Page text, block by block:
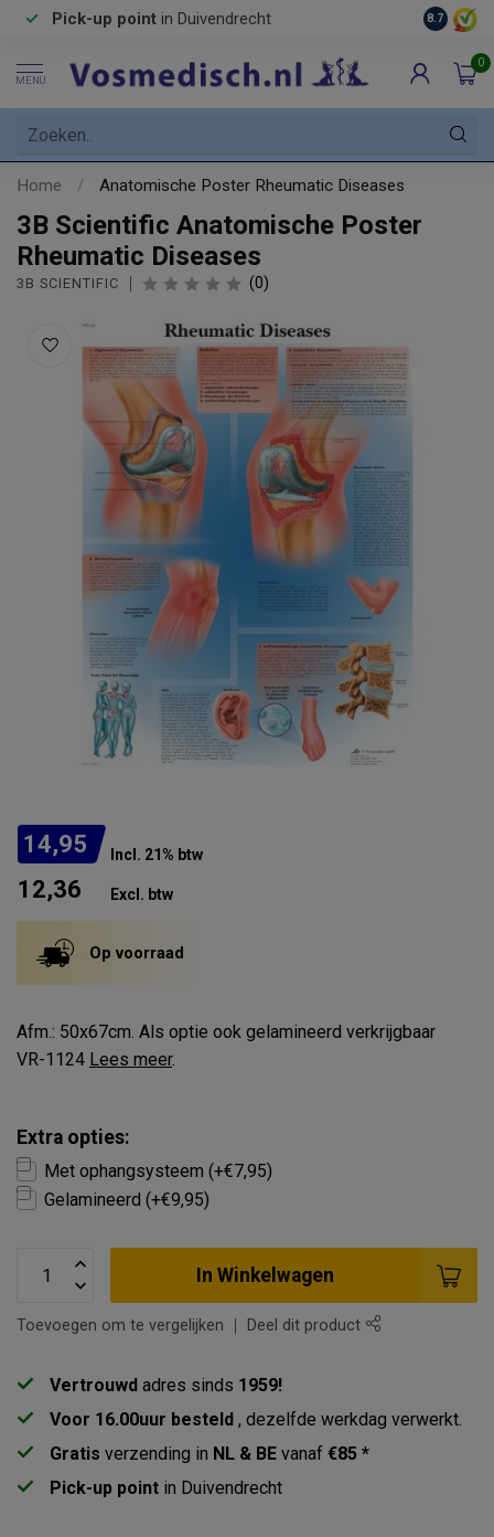
Pick-up point in Duivendrecht 8.7
MENU
0
Home / Anatomische Poster Rheumatic Diseases
3B Scientific Anatomische Poster
Rheumatic Diseases
3B SCIENTIFIC (0)
14,95 Incl. 21% btw
12,36 Excl. btw
Op voorraad
Afm.: 50x67cm. Als optie ook gelamineerd verkrijgbaar
VR-1124 Lees meer.
Extra opties:
Met ophangsysteem (+€7,95)
Gelamineerd (+€9,95)
In Winkelwagen
Toevoegen om te vergelijken Deel dit product
Vertrouwd adres sinds 1959!
Voor 16.00uur besteld , dezelfde werkdag verwerkt.
Gratis verzending in NL & BE vanaf €85 *
Pick-up point in Duivendrecht